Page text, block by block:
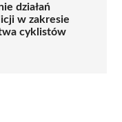
działań
w zakresie
cyklistów